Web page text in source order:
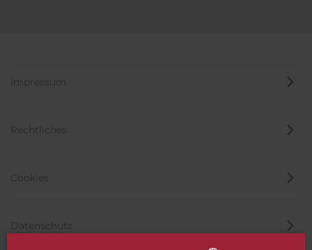
Impressum
Rechtliches
Cookies
Datenschutz